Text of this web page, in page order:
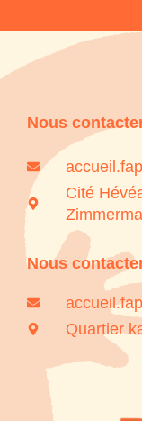
Nous
Cité
Nous
Quartier